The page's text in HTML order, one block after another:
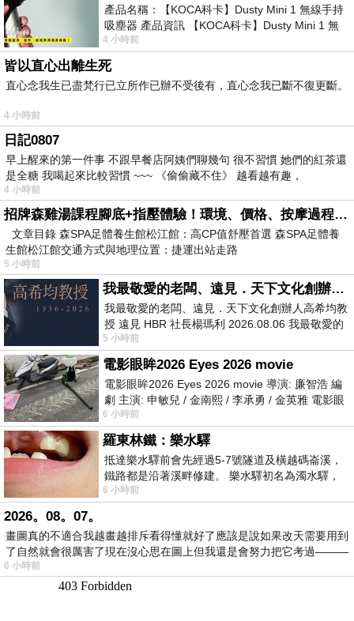
產品名稱：【KOCA科卡】Dusty Mini 1 無線手持
吸塵器 產品資訊 【KOCA科卡】Dusty Mini 1 無
線手持吸塵器評語： 能吸、能吹兼具兩
4 小時前
皆以直心出離生死
直心念我生已盡梵行已立所作已辦不受後有，直心念我已斷不復更斷。
4 小時前
日記0807
早上醒來的第一件事 不跟早餐店阿姨們聊幾句 很不習慣 她們的紅茶還
是全糖 我喝起來比較習慣 ~~~ 《偷偷藏不住》 越看越有趣，
4 小時前
招牌森雞湯課程腳底+指壓體驗！環境、價格、按摩過程全紀錄，森SPA足體養生館松江館最新價格表
文章目錄 森SPA足體養生館松江館：高CP值舒壓首選 森SPA足體養
生館松江館交通方式與地理位置：捷運出站走路
5 小時前
我最敬愛的老闆、遠見．天下文化創辦人高希均教授
我最敬愛的老闆、遠見．天下文化創辦人高希均教
授 遠見 HBR 社長楊瑪利 2026.08.06 我最敬愛的
老闆、遠見．天下文化創辦人高希均教
5 小時前
電影眼眸2026 Eyes 2026 movie
電影眼眸2026 Eyes 2026 movie 導演: 廉智浩 編
劇 主演: 申敏兒 / 金南熙 / 李承勇 / 金英雅 電影眼
眸2026描述攝影師徐珍因遺
6 小時前
羅東林鐵：樂水驛
抵達樂水驛前會先經過5-7號隧道及橫越碼崙溪，
鐵路都是沿著溪畔修建。 樂水驛初名為濁水驛，
但因與臺鐵集集線車站同名，於1953
6 小時前
2026。08。07。
畫圖真的不適合我越畫越排斥看得懂就好了應該是說如果改天需要用到
了自然就會很厲害了現在沒心思在圖上但我還是會努力把它考過———
6 小時前